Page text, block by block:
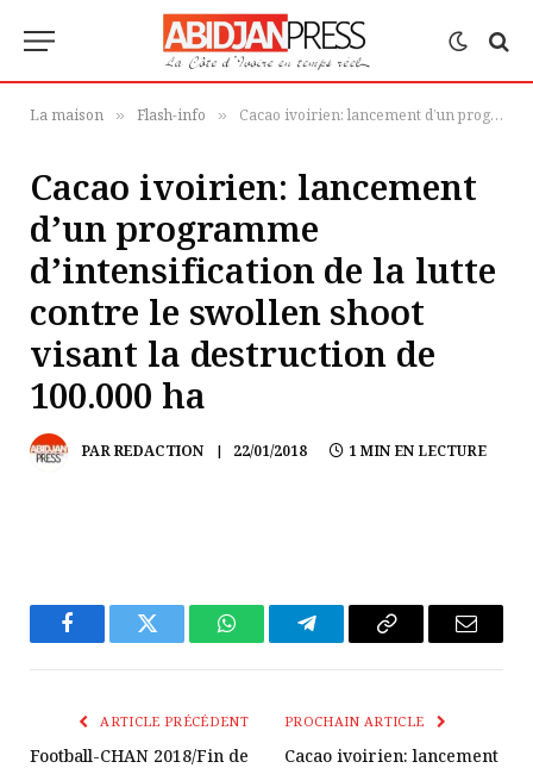
La maison » Flash-info » Cacao ivoirien: lancement d’un programme d’intensification de la lutte contre le swollen shoot visant la destruction de 100.000 ha
Cacao ivoirien: lancement
d’un programme
d’intensification de la lutte
contre le swollen shoot
visant la destruction de
100.000 ha
PARREDACTION 22/01/2018 1 MIN EN LECTURE
FacebookTwitter WhatsAppTélégrammeCopier
Lien
E-
ARTICLE PRÉCÉDENT
Football-CHAN 2018/Fin de
PROCHAIN ARTICLE
Cacao ivoirien: lancement